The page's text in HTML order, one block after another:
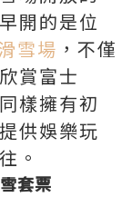
開的是位
雪場 ，不僅
賞富士
樣擁有初
供娛樂玩
。
套票